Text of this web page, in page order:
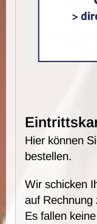
Hier können
bestellen.
Wir schicken
auf Rechnung
Es fallen